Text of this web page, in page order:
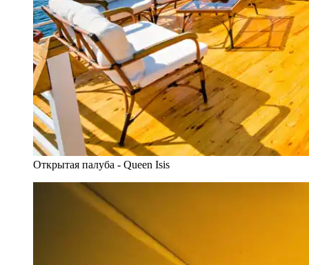
Открытая палуба - Queen Isis